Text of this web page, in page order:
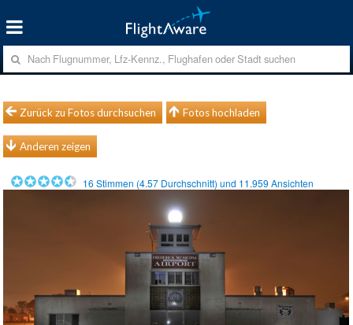
Zurück zu Fotos durchsuchen Fotos hochladen
Anderen zeigen
16 Stimmen (4.57 Durchschnitt) und 11.959 Ansichten